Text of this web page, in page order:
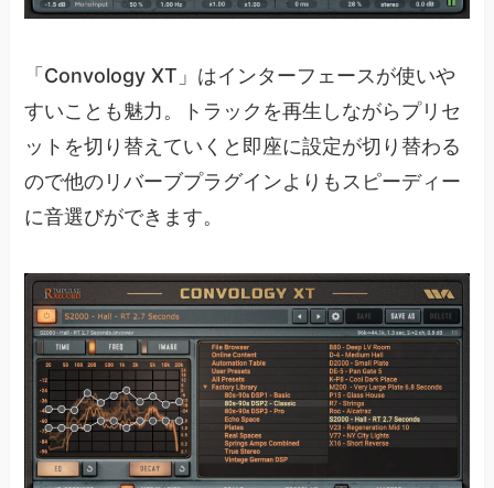
「Convology XT」はインターフェースが使いや
すいことも魅力。トラックを再生しながらプリセ
ットを切り替えていくと即座に設定が切り替わる
ので他のリバーブプラグインよりもスピーディー
に音選びができます。